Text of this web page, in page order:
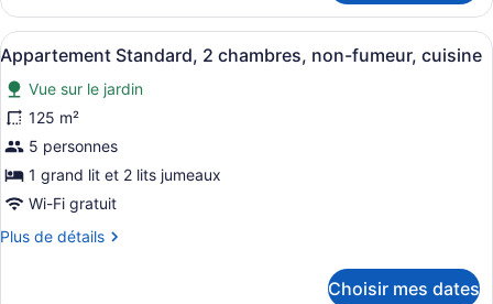
chambres,
cuisine,
vue
sur
l’océan
Appartement
Deluxe,
2
chambres,
cuisine,
vue
sur
l’océan
Afficher
toutes
les
photos
pour
ce
type
chambre :
Une chambre à coucher avec un
6
Appartement Standard, 2 chambres, non-fumeur, cuisine
Vue sur le jardin
125 m²
5 personnes
1 grand lit et 2 lits jumeaux
Wi-Fi gratuit
Plus de détails
Plus
Choisir mes dates